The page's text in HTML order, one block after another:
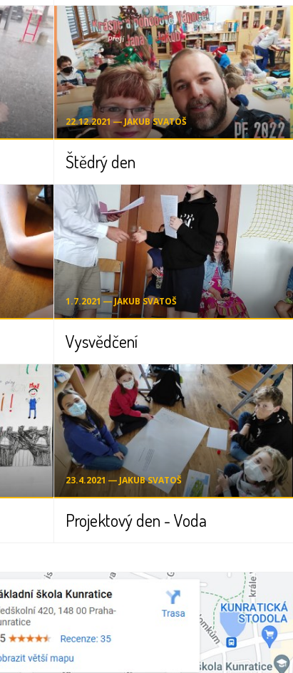
22.12.2021 ― JAKUB SVATOŠ
Štědrý den
1.7.2021 ― JAKUB SVATOŠ
Vysvědčení
23.4.2021 ― JAKUB SVATOŠ
Projektový den - Voda